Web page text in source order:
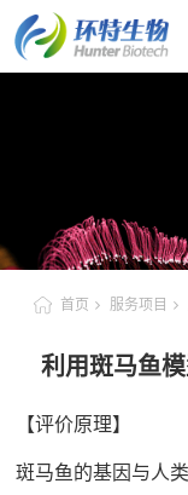
首页 服务项目
利用斑马鱼
【评价原理】
斑马鱼的基因与人